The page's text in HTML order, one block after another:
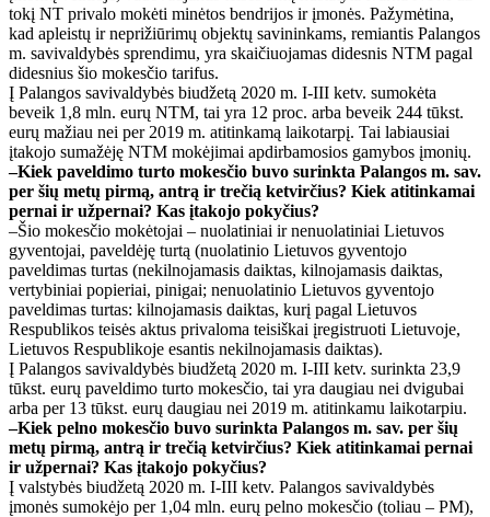
tokį NT privalo mokėti minėtos bendrijos ir įmonės. Pažymėtina,
kad apleistų ir neprižiūrimų objektų savininkams, remiantis Palangos
m. savivaldybės sprendimu, yra skaičiuojamas didesnis NTM pagal
didesnius šio mokesčio tarifus.
Į Palangos savivaldybės biudžetą 2020 m. I-III ketv. sumokėta
beveik 1,8 mln. eurų NTM, tai yra 12 proc. arba beveik 244 tūkst.
eurų mažiau nei per 2019 m. atitinkamą laikotarpį. Tai labiausiai
įtakojo sumažėję NTM mokėjimai apdirbamosios gamybos įmonių.
–Kiek paveldimo turto mokesčio buvo surinkta Palangos m. sav.
per šių metų pirmą, antrą ir trečią ketvirčius? Kiek atitinkamai
pernai ir užpernai? Kas įtakojo pokyčius?
–Šio mokesčio mokėtojai – nuolatiniai ir nenuolatiniai Lietuvos
gyventojai, paveldėję turtą (nuolatinio Lietuvos gyventojo
paveldimas turtas (nekilnojamasis daiktas, kilnojamasis daiktas,
vertybiniai popieriai, pinigai; nenuolatinio Lietuvos gyventojo
paveldimas turtas: kilnojamasis daiktas, kurį pagal Lietuvos
Respublikos teisės aktus privaloma teisiškai įregistruoti Lietuvoje,
Lietuvos Respublikoje esantis nekilnojamasis daiktas).
Į Palangos savivaldybės biudžetą 2020 m. I-III ketv. surinkta 23,9
tūkst. eurų paveldimo turto mokesčio, tai yra daugiau nei dvigubai
arba per 13 tūkst. eurų daugiau nei 2019 m. atitinkamu laikotarpiu.
–Kiek pelno mokesčio buvo surinkta Palangos m. sav. per šių
metų pirmą, antrą ir trečią ketvirčius? Kiek atitinkamai pernai
ir užpernai? Kas įtakojo pokyčius?
Į valstybės biudžetą 2020 m. I-III ketv. Palangos savivaldybės
įmonės sumokėjo per 1,04 mln. eurų pelno mokesčio (toliau – PM),